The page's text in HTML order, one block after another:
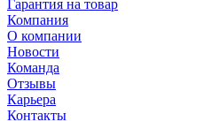
Гарантия на товар
Компания
О компании
Новости
Команда
Отзывы
Карьера
Контакты